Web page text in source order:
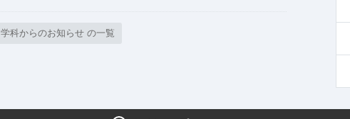
学科からのお知らせ の一覧